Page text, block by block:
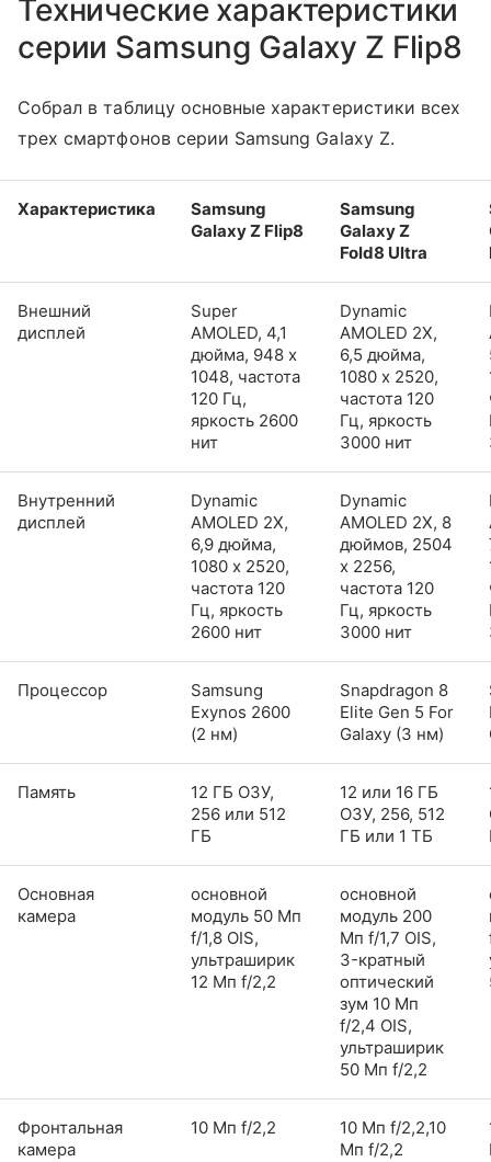
Технические характеристики
серии Samsung Galaxy Z Flip8
Собрал в таблицу основные характеристики всех
трех смартфонов серии Samsung Galaxy Z.
Характеристика
Samsung
Galaxy Z Flip8
Samsung
Galaxy Z
Fold8 Ultra
Внешний
дисплей
Super
AMOLED, 4,1
дюйма, 948 x
1048, частота
120 Гц,
яркость 2600
нит
Dynamic
AMOLED 2X,
6,5 дюйма,
1080 x 2520,
частота 120
Гц, яркость
3000 нит
Внутренний
дисплей
Dynamic
AMOLED 2X,
6,9 дюйма,
1080 x 2520,
частота 120
Гц, яркость
2600 нит
Dynamic
AMOLED 2X, 8
дюймов, 2504
x 2256,
частота 120
Гц, яркость
3000 нит
Процессор
Samsung
Exynos 2600
(2 нм)
Snapdragon 8
Elite Gen 5 For
Galaxy (3 нм)
Память
12 ГБ ОЗУ,
256 или 512
ГБ
12 или 16 ГБ
ОЗУ, 256, 512
ГБ или 1 ТБ
Основная
камера
основной
модуль 50 Мп
f/1,8 OIS,
ультраширик
12 Мп f/2,2
основной
модуль 200
Мп f/1,7 OIS,
3-кратный
оптический
зум 10 Мп
f/2,4 OIS,
ультраширик
50 Мп f/2,2
Фронтальная
камера
10 Мп f/2,2
10 Мп f/2,2,10
Мп f/2,2